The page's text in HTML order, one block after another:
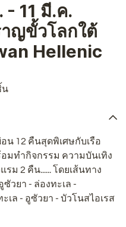
- 11 มี.ค.
าญขั้วโลกใต้
Hellenic
น
น 12 คืนสุดพิเศษกับเรือ
อมทำกิจกรรม ความบันเทิง
ม 2 คืน...... โดยเส้นทาง
ซัวยา - ล่องทะเล -
เล - อูซัวยา - บัวโนสไอเรส